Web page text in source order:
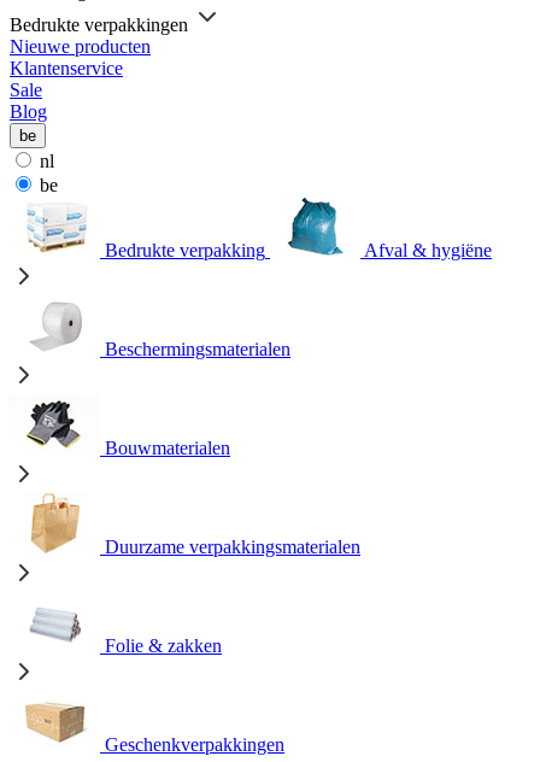
Bedrukte verpakkingen
Nieuwe producten
Klantenservice
Sale
Blog
be
nl
be
Bedrukte verpakking Afval & hygiëne
Beschermingsmaterialen
Bouwmaterialen
Duurzame verpakkingsmaterialen
Folie & zakken
Geschenkverpakkingen